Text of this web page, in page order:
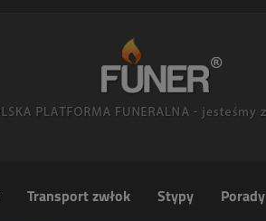
Transport zwłok Stypy Porady